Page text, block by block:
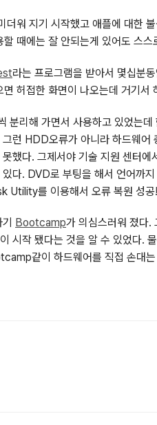
워 지기 시작했고 애플에 대한
때에는 잘 안되는게 있어도 스
라는 프로그램을 받아서 몇십분
면 허접한 화면이 나오는데 거기
분리해 가면서 사용하고 있었는
런 HDD오류가 아니라 하드웨
했다. 그제서야 기술 지원 센터
다. DVD로 부팅을 해서 언어까
Utility를 이용해서 오류 복원 성
Bootcamp가 의심스러워 졌다.
시작 됐다는 것을 알 수 있었다.
같이 하드웨어를 직접 손대